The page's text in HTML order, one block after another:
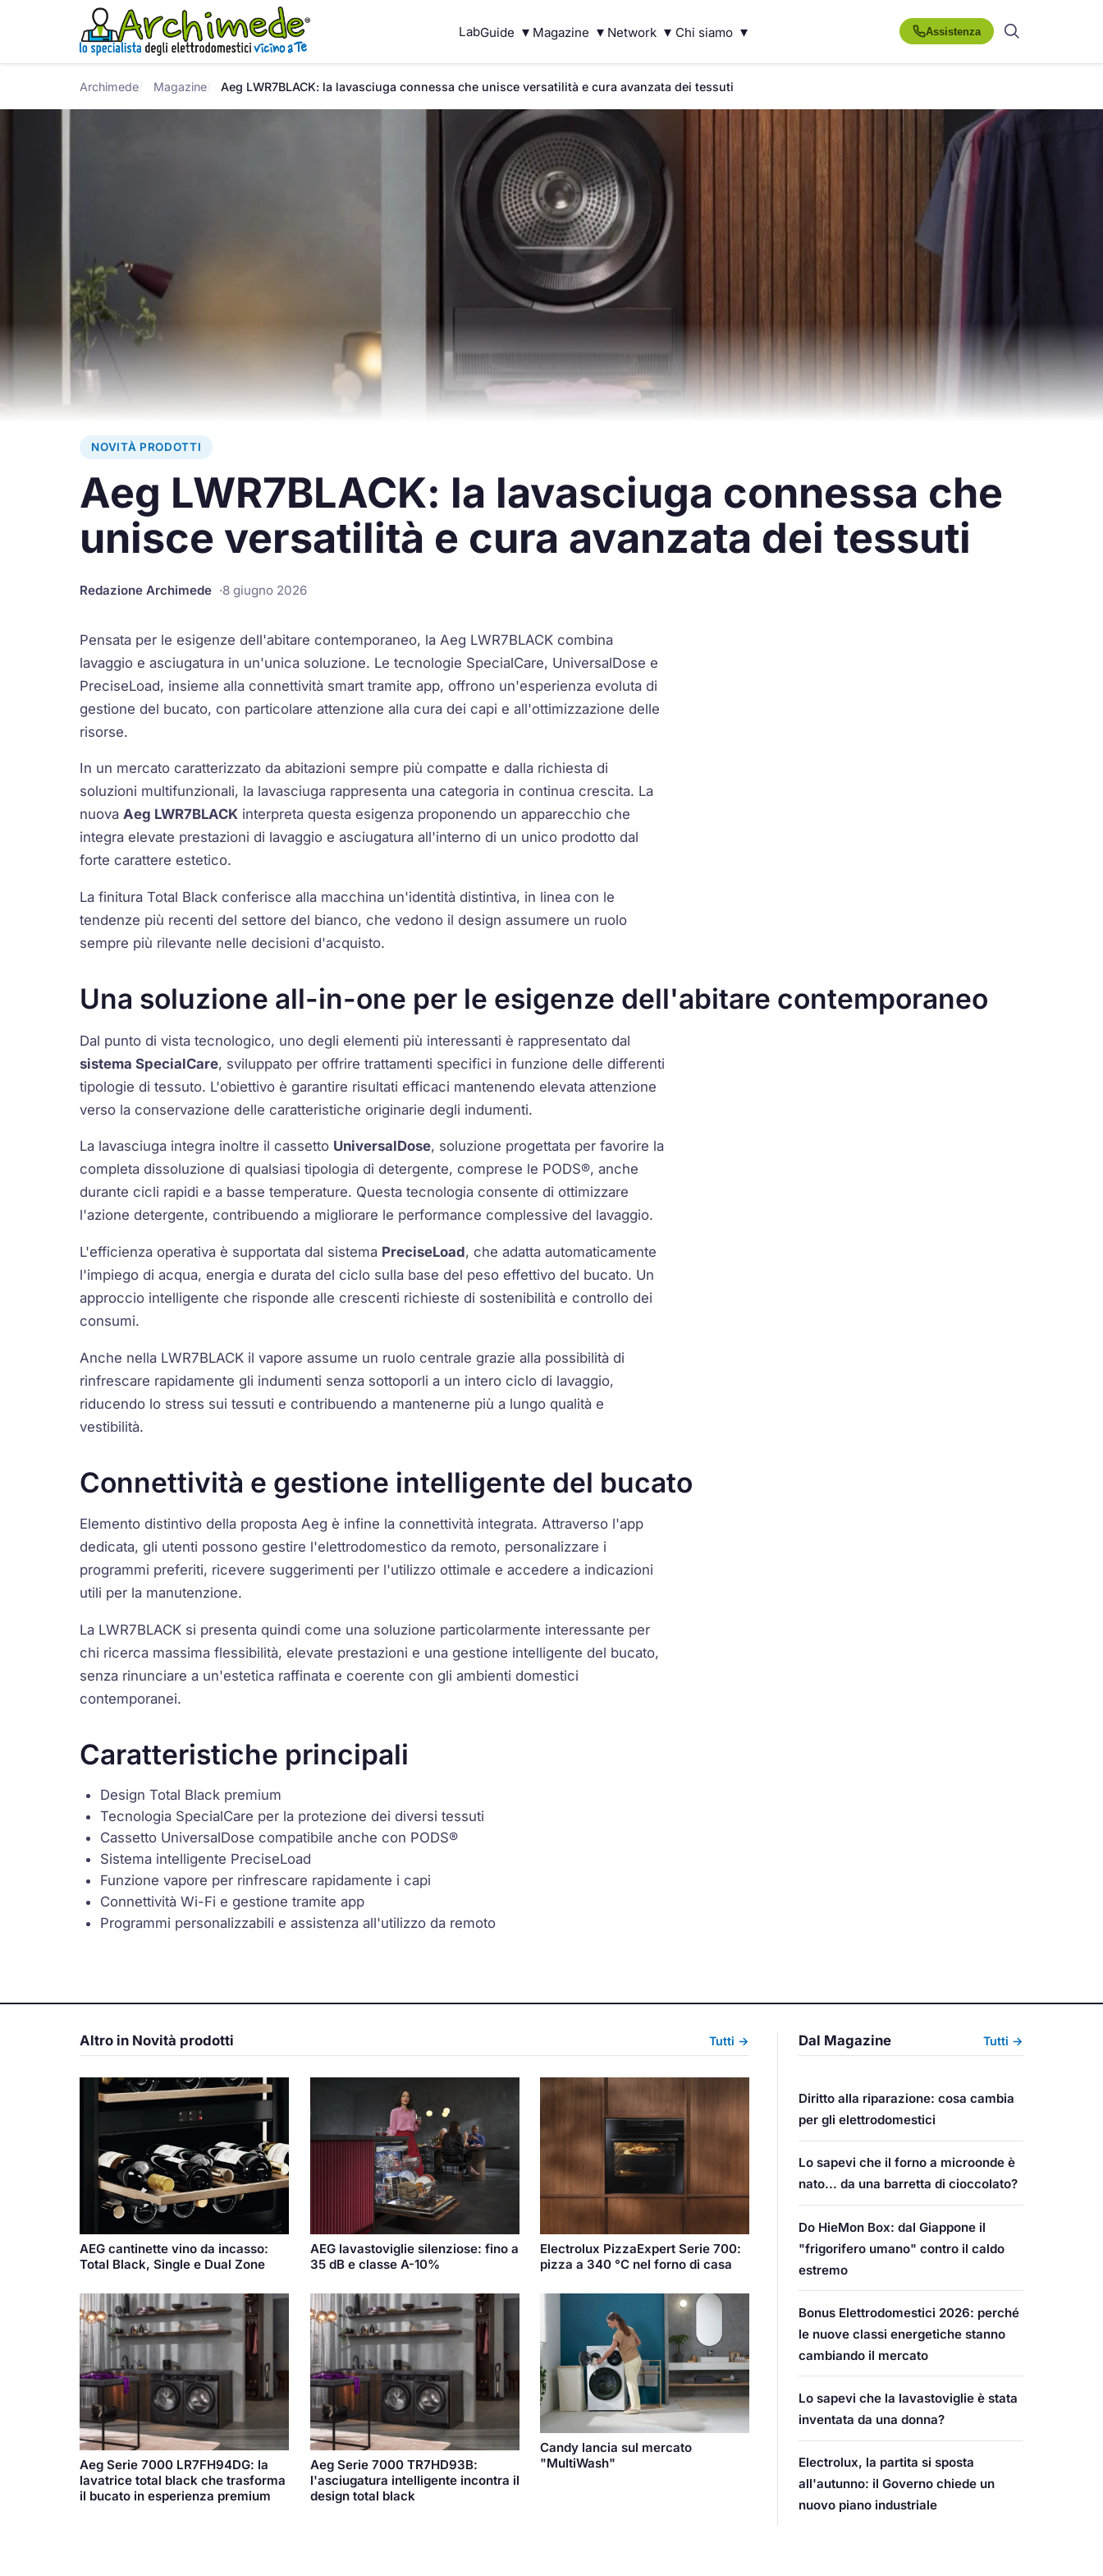
LabGuide ▾ Magazine ▾ Network ▾ Chi siamo ▾ Assistenza
Archimede Magazine Aeg LWR7BLACK: la lavasciuga connessa che unisce versatilità e cura avanzata dei tessuti
NOVITÀ PRODOTTI
Aeg LWR7BLACK: la lavasciuga connessa che
unisce versatilità e cura avanzata dei tessuti
Redazione Archimede 8 giugno 2026
Pensata per le esigenze dell'abitare contemporaneo, la Aeg LWR7BLACK combina
lavaggio e asciugatura in un'unica soluzione. Le tecnologie SpecialCare, UniversalDose e
PreciseLoad, insieme alla connettività smart tramite app, offrono un'esperienza evoluta di
gestione del bucato, con particolare attenzione alla cura dei capi e all'ottimizzazione delle
risorse.
In un mercato caratterizzato da abitazioni sempre più compatte e dalla richiesta di
soluzioni multifunzionali, la lavasciuga rappresenta una categoria in continua crescita. La
nuovaAeg LWR7BLACK interpreta questa esigenza proponendo un apparecchio che
integra elevate prestazioni di lavaggio e asciugatura all'interno di un unico prodotto dal
forte carattere estetico.
La finituraTotal Black conferisce alla macchina un'identità distintiva, in linea con le
tendenze più recenti del settore del bianco, che vedono il design assumere un ruolo
sempre più rilevante nelle decisioni d'acquisto.
Una soluzione all-in-one per le esigenze dell'abitare contemporaneo
Dal punto di vista tecnologico, uno degli elementi più interessanti è rappresentato dal
sistema SpecialCare, sviluppato per offrire trattamenti specifici in funzione delle differenti
tipologie di tessuto. L'obiettivo è garantire risultati efficaci mantenendo elevata attenzione
verso la conservazione delle caratteristiche originarie degli indumenti.
La lavasciuga integra inoltre il cassetto UniversalDose, soluzione progettata per favorire la
completa dissoluzione di qualsiasi tipologia di detergente, comprese le PODS®, anche
durante cicli rapidi e a basse temperature. Questa tecnologia consente di ottimizzare
l'azione detergente, contribuendo a migliorare le performance complessive del lavaggio.
L'efficienza operativa è supportata dal sistema PreciseLoad, che adatta automaticamente
l'impiego di acqua, energia e durata del ciclo sulla base del peso effettivo del bucato. Un
approccio intelligente che risponde alle crescenti richieste di sostenibilità e controllo dei
consumi.
Anche nella LWR7BLACK il vapore assume un ruolo centrale grazie alla possibilità di
rinfrescare rapidamente gli indumenti senza sottoporli a un intero ciclo di lavaggio,
riducendo lo stress sui tessuti e contribuendo a mantenerne più a lungo qualità e
vestibilità.
Connettività e gestione intelligente del bucato
Elemento distintivo della proposta Aeg è infine la connettività integrata. Attraverso l'app
dedicata, gli utenti possono gestire l'elettrodomestico da remoto, personalizzare i
programmi preferiti, ricevere suggerimenti per l'utilizzo ottimale e accedere a indicazioni
utili per la manutenzione.
La LWR7BLACK si presenta quindi come una soluzione particolarmente interessante per
chi ricerca massima flessibilità, elevate prestazioni e una gestione intelligente del bucato,
senza rinunciare a un'estetica raffinata e coerente con gli ambienti domestici
contemporanei.
Caratteristiche principali
Design Total Black premium
Tecnologia SpecialCare per la protezione dei diversi tessuti
Cassetto UniversalDose compatibile anche con PODS®
Sistema intelligente PreciseLoad
Funzione vapore per rinfrescare rapidamente i capi
Connettività Wi-Fi e gestione tramite app
Programmi personalizzabili e assistenza all'utilizzo da remoto
Altro in Novità prodotti Tutti →
AEG cantinette vino da incasso:
Total Black, Single e Dual Zone
AEG lavastoviglie silenziose: fino a
35 dB e classe A-10%
Electrolux PizzaExpert Serie 700:
pizza a 340 °C nel forno di casa
Aeg Serie 7000 LR7FH94DG: la
lavatrice total black che trasforma
il bucato in esperienza premium
Aeg Serie 7000 TR7HD93B:
l'asciugatura intelligente incontra il
design total black
Candy lancia sul mercato
"MultiWash"
Dal Magazine Tutti →
Diritto alla riparazione: cosa cambia
per gli elettrodomestici
Lo sapevi che il forno a microonde è
nato... da una barretta di cioccolato?
Do HieMon Box: dal Giappone il
"frigorifero umano" contro il caldo
estremo
Bonus Elettrodomestici 2026: perché
le nuove classi energetiche stanno
cambiando il mercato
Lo sapevi che la lavastoviglie è stata
inventata da una donna?
Electrolux, la partita si sposta
all'autunno: il Governo chiede un
nuovo piano industriale